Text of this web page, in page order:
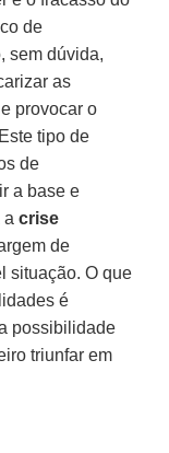
de
sem dúvida,
as
provocar o
tipo de
de
a base e
acrise
de
situação. O que
é
possibilidade
triunfar em